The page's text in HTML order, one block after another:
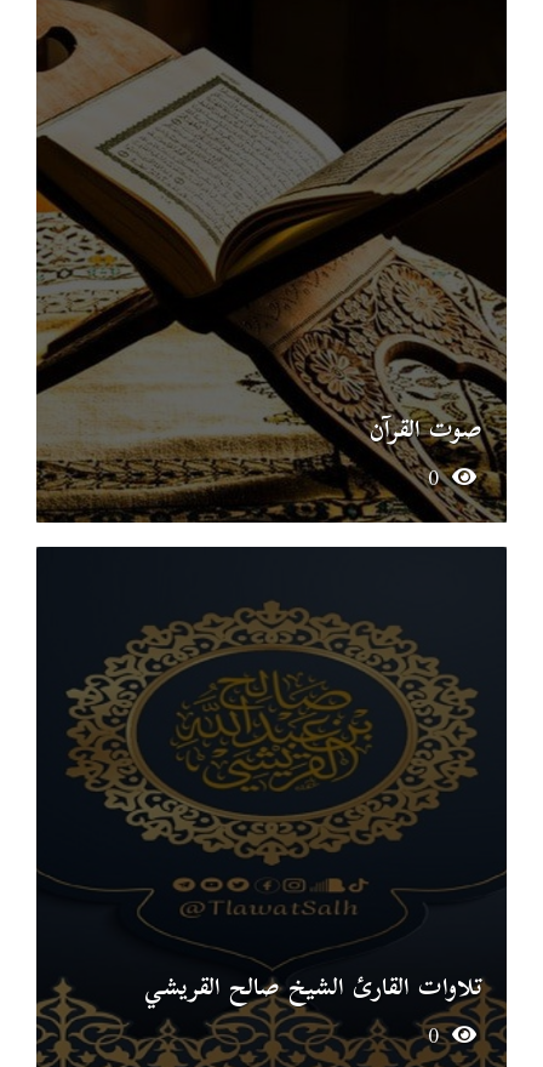
صوت القرآن
0
تلاوات القارئ الشيخ صالح القريشي
0